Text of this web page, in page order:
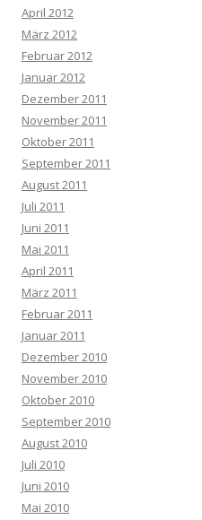
April 2012
März 2012
Februar 2012
Januar 2012
Dezember 2011
November 2011
Oktober 2011
September 2011
August 2011
Juli 2011
Juni 2011
Mai 2011
April 2011
März 2011
Februar 2011
Januar 2011
Dezember 2010
November 2010
Oktober 2010
September 2010
August 2010
Juli 2010
Juni 2010
Mai 2010